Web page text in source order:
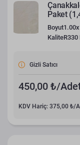
Paket
Boyut
Kalite
Gizli Satıcı
450,00 ₺/
KDV Hariç: 375,00 ₺/